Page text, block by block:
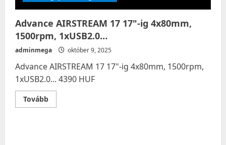
Advance AIRSTREAM 17 17"-ig 4x80mm,
1500rpm, 1xUSB2.0…
adminmega október 9, 2025
Advance AIRSTREAM 17 17"-ig 4x80mm, 1500rpm,
1xUSB2.0... 4390 HUF
TovábbRead
more